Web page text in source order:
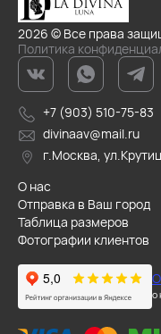
2026 © Все права
Политика
+7 (903) 510-75-83
divinaav@mail.ru
г.Москва,
О нас
Отправка в Ваш город
Таблица размеров
Фотографии клиентов
о